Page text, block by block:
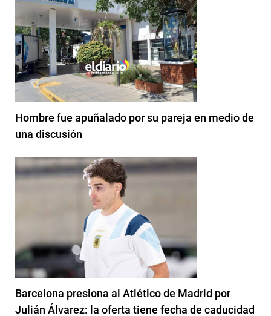
Hombre fue apuñalado por su pareja en medio de
una discusión
Barcelona presiona al Atlético de Madrid por
Julián Álvarez: la oferta tiene fecha de caducidad